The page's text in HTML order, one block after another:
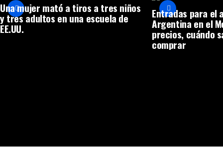
Una mujer mató a tiros a tres niños
y tres adultos en una escuela de
EE.UU.
Entradas para el
Argentina en el
precios, cuándo
comprar